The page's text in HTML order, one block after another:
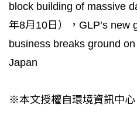
block building of massive
年8月10日），GLP’s new
business breaks ground
Japan
※本文授權自環境資訊中心